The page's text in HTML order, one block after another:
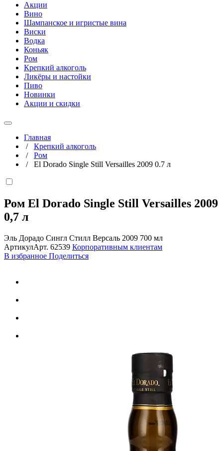
Акции
Вино
Шампанское и игристые вина
Виски
Водка
Коньяк
Ром
Крепкий алкоголь
Ликёры и настойки
Пиво
Новинки
Акции и скидки
Главная
/ Крепкий алкоголь
/ Ром
/ El Dorado Single Still Versailles 2009 0.7 л
Ром El Dorado Single Still Versailles 2009
0,7 л
Эль Дорадо Сингл Стилл Версаль 2009 700 мл
АртикулАрт. 62539 Корпоративным клиентам
В избранное Поделиться